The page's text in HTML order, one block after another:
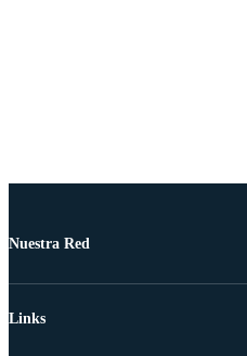
Nuestra Red
Links